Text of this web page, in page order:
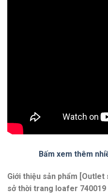
Bấm xem thêm
Giới thiệu sản phẩm
sở thời trang loafer 740019